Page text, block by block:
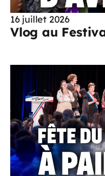
16 juillet 2026
Vlog au